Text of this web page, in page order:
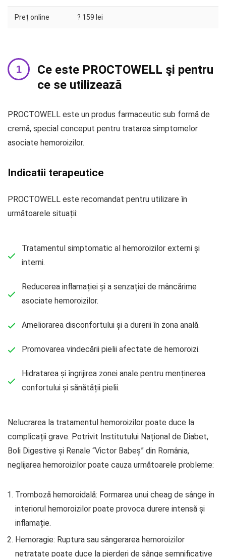
Preț online ? 159 lei
Ce este PROCTOWELL şi pentru
ce se utilizează
PROCTOWELL este un produs farmaceutic sub formă de
cremă, special conceput pentru tratarea simptomelor
asociate hemoroizilor.
Indicatii terapeutice
PROCTOWELL este recomandat pentru utilizare în
următoarele situații:
Tratamentul simptomatic al hemoroizilor externi și
interni.
Reducerea inflamației și a senzației de mâncărime
asociate hemoroizilor.
Ameliorarea disconfortului și a durerii în zona anală.
Promovarea vindecării pielii afectate de hemoroizi.
Hidratarea și îngrijirea zonei anale pentru menținerea
confortului și sănătății pielii.
Nelucrarea la tratamentul hemoroizilor poate duce la
complicații grave. Potrivit Institutului Național de Diabet,
Boli Digestive și Renale “Victor Babeș” din România,
neglijarea hemoroizilor poate cauza următoarele probleme:
Tromboză hemoroidală: Formarea unui cheag de sânge în
interiorul hemoroizilor poate provoca durere intensă și
inflamație.
Hemoragie: Ruptura sau sângerarea hemoroizilor
netratate poate duce la pierderi de sânge semnificative